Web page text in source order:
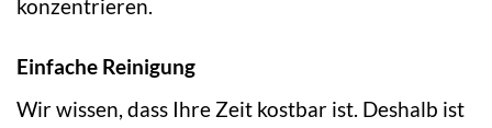
konzentrieren.
Einfache Reinigung
Wir wissen, dass Ihre Zeit kostbar ist. Deshalb ist